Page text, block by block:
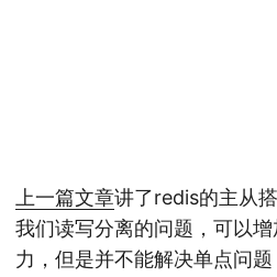
上一篇文章讲了redis的主从
我们读写分离的问题，可以
力，但是并不能解决单点问